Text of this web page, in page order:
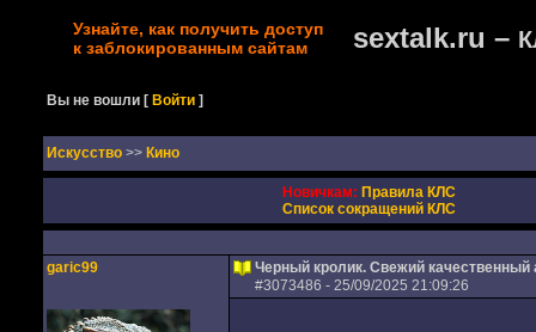
Узнайте, как получить доступ
к заблокированным сайтам
sextalk.ru –
Вы не вошли [Войти ]
Искусство >> Кино
Новичкам: Правила КЛС
Список сокращений КЛС
garic99
Черный кролик. Свежий качественный
#3073486 - 25/09/2025 21:09:26